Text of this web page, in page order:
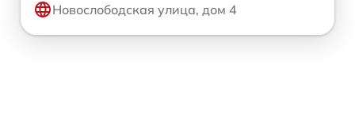
Новослободская улица, дом 4